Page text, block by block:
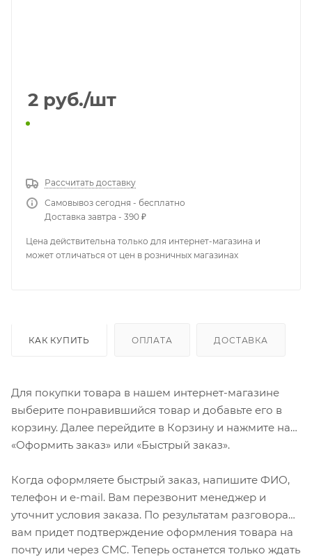
2 руб./шт
Рассчитать доставку
Самовывоз сегодня - бесплатно
Доставка завтра - 390 ₽
Цена действительна только для интернет-магазина и
может отличаться от цен в розничных магазинах
КАК КУПИТЬ ОПЛАТА ДОСТАВКА
Для покупки товара в нашем интернет-магазине
выберите понравившийся товар и добавьте его в
корзину. Далее перейдите в Корзину и нажмите на
«Оформить заказ» или «Быстрый заказ».
Когда оформляете быстрый заказ, напишите ФИО,
телефон и e-mail. Вам перезвонит менеджер и
уточнит условия заказа. По результатам разговора
вам придет подтверждение оформления товара на
почту или через СМС. Теперь останется только ждать